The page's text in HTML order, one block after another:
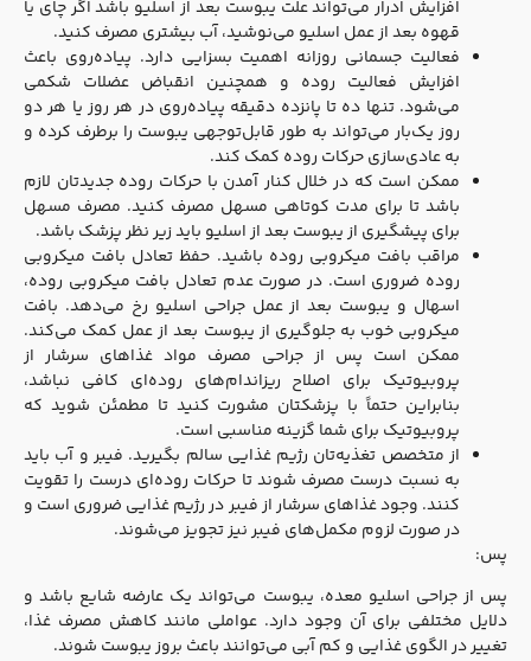
افزایش ادرار می‌تواند علت یبوست بعد از اسلیو باشد اگر چای یا
قهوه بعد از عمل اسلیو می‌نوشید، آب بیشتری مصرف کنید.
فعالیت جسمانی روزانه اهمیت بسزایی دارد. پیاده‌روی باعث
افزایش فعالیت روده و همچنین انقباض عضلات شکمی
می‌شود. تنها ده تا پانزده دقیقه پیاده‌روی در هر روز یا هر دو
روز یک‌بار می‌تواند به طور قابل‌توجهی یبوست را برطرف کرده و
به عادی‌سازی حرکات روده کمک کند.
ممکن است که در خلال کنار آمدن با حرکات روده جدیدتان لازم
باشد تا برای مدت کوتاهی مسهل مصرف کنید. مصرف مسهل
برای پیشگیری از یبوست بعد از اسلیو باید زیر نظر پزشک باشد.
مراقب بافت میکروبی روده باشید. حفظ تعادل بافت میکروبی
روده ضروری است. در صورت عدم تعادل بافت میکروبی روده،
اسهال و یبوست بعد از عمل جراحی اسلیو رخ می‌دهد. بافت
میکروبی خوب به جلوگیری از یبوست بعد از عمل کمک می‌کند.
ممکن است پس از جراحی مصرف مواد غذاهای سرشار از
پروبیوتیک برای اصلاح ریزاندام‌های روده‌ای کافی نباشد،
بنابراین حتماً با پزشکتان مشورت کنید تا مطمئن شوید که
پروبیوتیک برای شما گزینه مناسبی است.
از متخصص تغذیه‌تان رژیم غذایی سالم بگیرید. فیبر و آب باید
به نسبت درست مصرف شوند تا حرکات روده‌ای درست را تقویت
کنند. وجود غذاهای سرشار از فیبر در رژیم غذایی ضروری است و
در صورت لزوم مکمل‌های فیبر نیز تجویز می‌شوند.
پس:
پس از جراحی اسلیو معده، یبوست می‌تواند یک عارضه شایع باشد و
دلایل مختلفی برای آن وجود دارد. عواملی مانند کاهش مصرف غذا،
تغییر در الگوی غذایی و کم آبی می‌توانند باعث بروز یبوست شوند.